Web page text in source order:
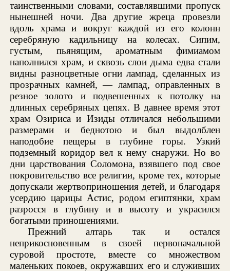
таинственными словами, составлявшими пропуск
нынешней ночи. Два другие жреца провезли
вдоль храма и вокруг каждой из его колонн
серебряную кадильницу на колесах. Сипим,
густым, пьянящим, ароматным фимиамом
наполнился храм, и сквозь слои дыма едва стали
видны разноцветные огни лампад, сделанных из
прозрачных камней, — лампад, оправленных в
резное золото и подвешенных к потолку на
длинных серебряных цепях. В давнее время этот
храм Озириса и Изиды отличался небольшими
размерами и беднотою и был выдолблен
наподобие пещеры в глубине горы. Узкий
подземный коридор вел к нему снаружи. Но во
дни царствования Соломона, взявшего под свое
покровительство все религии, кроме тех, которые
допускали жертвоприношения детей, и благодаря
усердию царицы Астис, родом египтянки, храм
разросся в глубину и в высоту и украсился
богатыми приношениями.
Прежний алтарь так и остался
неприкосновенным в своей первоначальной
суровой простоте, вместе со множеством
маленьких покоев, окружавших его и служивших